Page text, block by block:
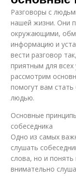
Разговоры с
нашей жизни. Они
окружающими,
информацию и
вести разговор
приятным для
рассмотрим
помогут вам
людью.
Основные
собеседника
Одно из самых
слушать
слова, но и
внимательно